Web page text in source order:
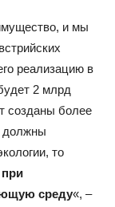
и мы
реализацию в
2 млрд
созданы более
должны
то
среду«, –